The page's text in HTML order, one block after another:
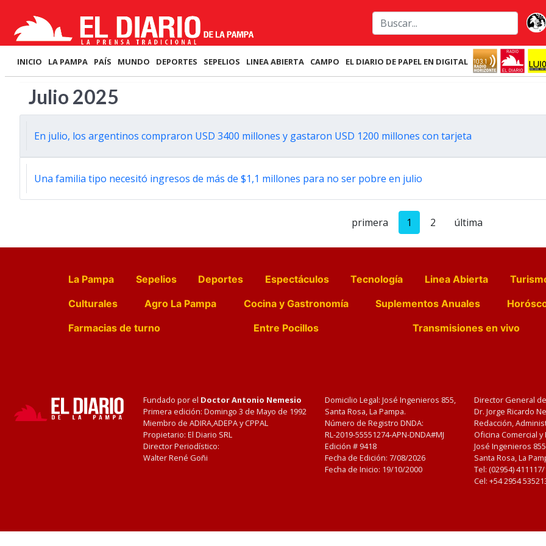
INICIO LA PAMPA PAÍS MUNDO DEPORTES SEPELIOS LINEA ABIERTA CAMPO EL DIARIO DE PAPEL EN DIGITAL
Julio 2025
En julio, los argentinos compraron USD 3400 millones y gastaron USD 1200 millones con tarjeta
Una familia tipo necesitó ingresos de más de $1,1 millones para no ser pobre en julio
primera 1 2 última
La Pampa Sepelios Deportes Espectáculos Tecnología Linea Abierta
Culturales
Agro La Pampa Cocina y Gastronomía Suplementos Anuales
Farmacias de turno
Entre Pocillos Transmisiones en vivo
Fundado por el Doctor Antonio Nemesio
Primera edición: Domingo 3 de Mayo de 1992
Miembro de ADIRA,ADEPA y CPPAL
Propietario: El Diario SRL
Director Periodístico:
Walter René Goñi
Domicilio Legal: José Ingenieros 855,
Santa Rosa, La Pampa.
Número de Registro DNDA:
RL-2019-55551274-APN-DNDA#MJ
Edición # 9418
Fecha de Edición: 7/08/2026
Fecha de Inicio: 19/10/2000
Director General
Dr. Jorge Ricardo
Redacción,
Oficina Comercial
José Ingenieros
Santa Rosa, La
Tel: (02954)
Cel: +54 2954